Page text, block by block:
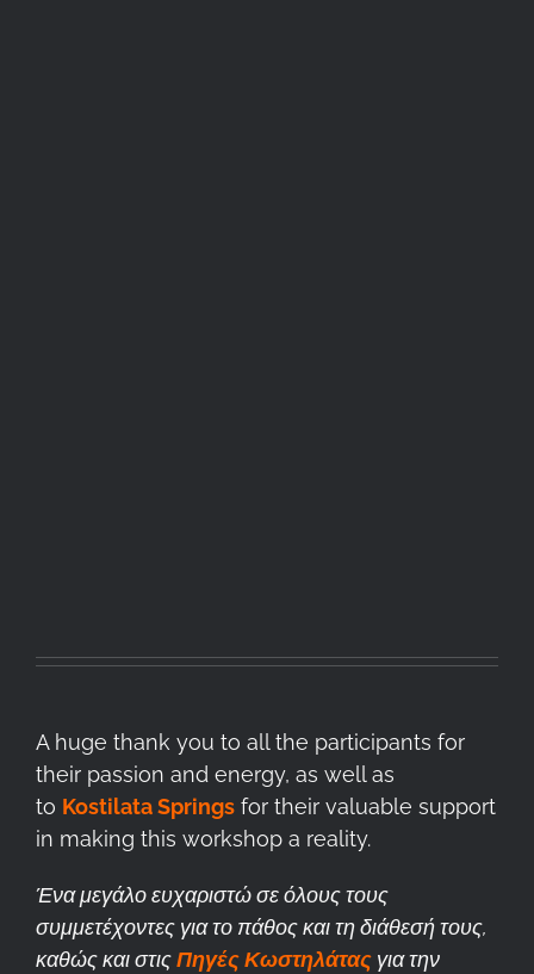
A huge thank you to all the participants for
their passion and energy, as well as
to Kostilata Springsfor their valuable support
in making this workshop a reality.
Ένα μεγάλο ευχαριστώ σε όλους τους
συμμετέχοντες για το πάθος και τη διάθεσή τους,
καθώς και στιςΠηγές Κωστηλάταςγια την